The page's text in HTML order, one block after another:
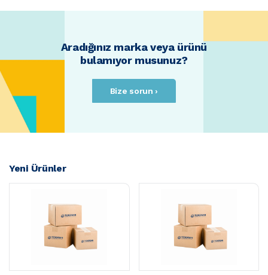
Aradığınız marka veya ürünü
bulamıyor musunuz?
Bize sorun ›
Yeni Ürünler